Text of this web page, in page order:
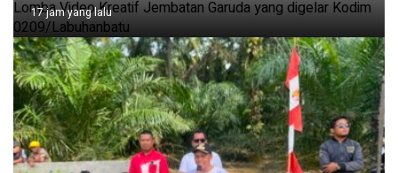
17 jam yang lalu